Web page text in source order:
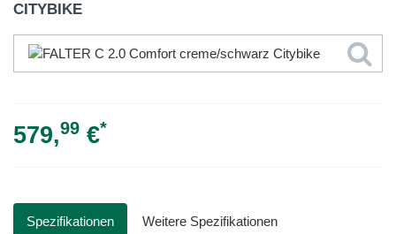
CITYBIKE
579,99 €*
Spezifikationen Weitere Spezifikationen